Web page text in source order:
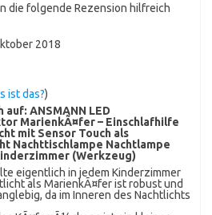
die folgende Rezension hilfreich
2018
ist das?)
auf: ANSMANN LED
MarienkÃ¤fer – Einschlafhilfe
mit Sensor Touch als
Nachttischlampe Nachtlampe
(Werkzeug)
eigentlich in jedem Kinderzimmer
als MarienkÃ¤fer ist robust und
da im Inneren des Nachtlichts